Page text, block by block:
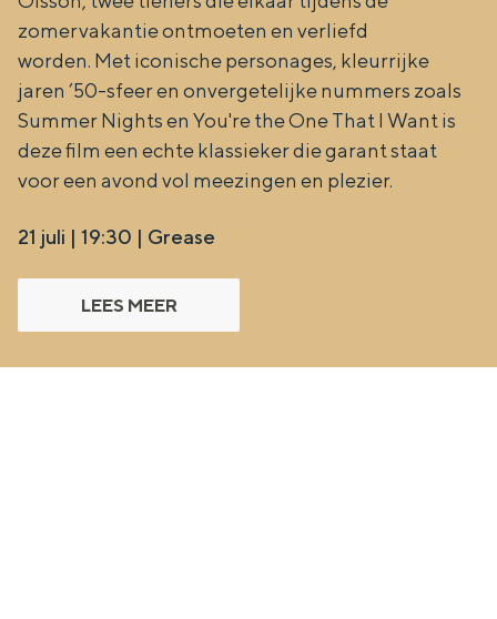
zomervakantie ontmoeten en verliefd
worden. Met iconische personages, kleurrijke
jaren ’50-sfeer en onvergetelijke nummers zoals
Summer Nights en You're the One That I Want is
deze film een echte klassieker die garant staat
voor een avond vol meezingen en plezier.
21 juli | 19:30 | Grease
LEES MEER